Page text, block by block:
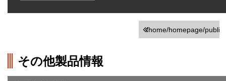
/home/homepage/
その他製品情報